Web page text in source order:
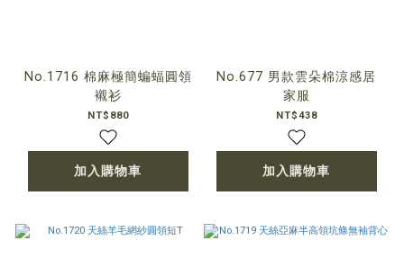
No.1716 棉麻極簡蝙蝠圓領
襯衫
NT$880
加入購物車
No.677 男款雲朵棉涼感居
家服
NT$438
加入購物車